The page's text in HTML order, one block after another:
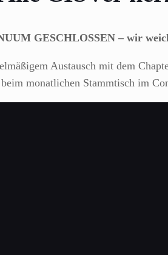
GESCHLOSSEN – wir
Austausch mit dem
monatlichen Stammtisch im